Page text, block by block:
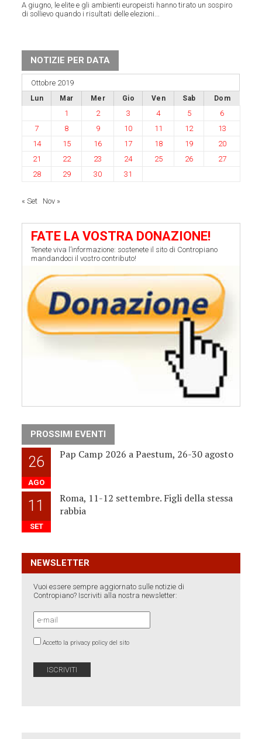
A giugno, le elite e gli ambienti europeisti hanno tirato un sospiro
di sollievo quando i risultati delle elezioni...
NOTIZIE PER DATA
Ottobre 2019
Lun Mar Mer Gio Ven Sab Dom
1 2 3 4 5
6
7
8 9 10 11 12
13
14
15 16 17 18 19
20
21
22 23 24 25 26
27
28
29 30 31
« Set Nov »
FATE LA VOSTRA DONAZIONE!
Tenete viva l’informazione: sostenete il sito di Contropiano
mandandoci il vostro contributo!
PROSSIMI EVENTI
26
AGO
Pap Camp 2026 a Paestum, 26-30 agosto
11
SET
Roma, 11-12 settembre. Figli della stessa
rabbia
NEWSLETTER
Vuoi essere sempre aggiornato sulle notizie di
Contropiano? Iscriviti alla nostra newsletter:
Accetto la privacy policy del sito